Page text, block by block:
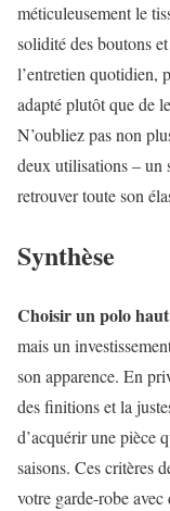
méticuleusement le
solidité des boutons
l’entretien quotidien,
adapté plutôt que de
N’oubliez pas non
deux utilisations – un
retrouver toute son
Synthèse
Choisir un polo
mais un
son apparence. En
des finitions et la
d’acquérir une pièce
saisons. Ces critères
votre garde-robe